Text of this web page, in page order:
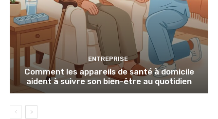
ENTREPRISE
Comment les appareils de santé à domicile
aident à suivre son bien-être au quotidien